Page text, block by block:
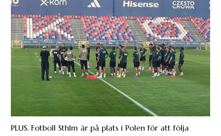
PLUS. Fotboll Sthlm är på plats i Polen för att följa